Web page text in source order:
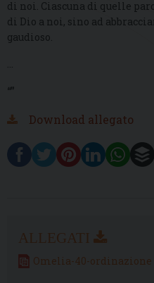
di noi. Ciascuna di quelle
di Dio a noi, sino ad
gaudioso.
...
“”
Download allegato
Omelia-40-ordinazione